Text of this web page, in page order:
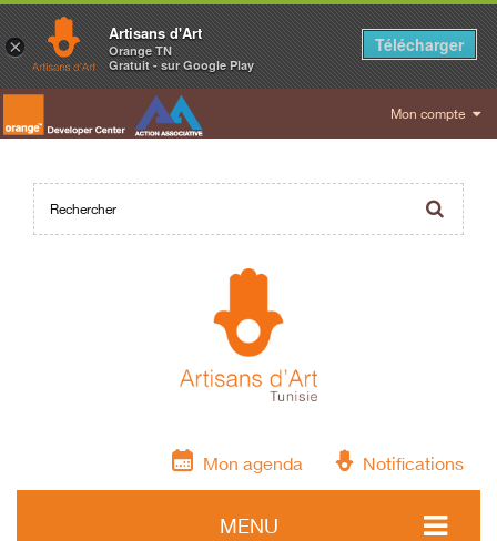
Mon compte
Mon agenda Notifications
MENU
×
Artisans d'Art
Orange TN
Gratuit - sur Google Play
Télécharger